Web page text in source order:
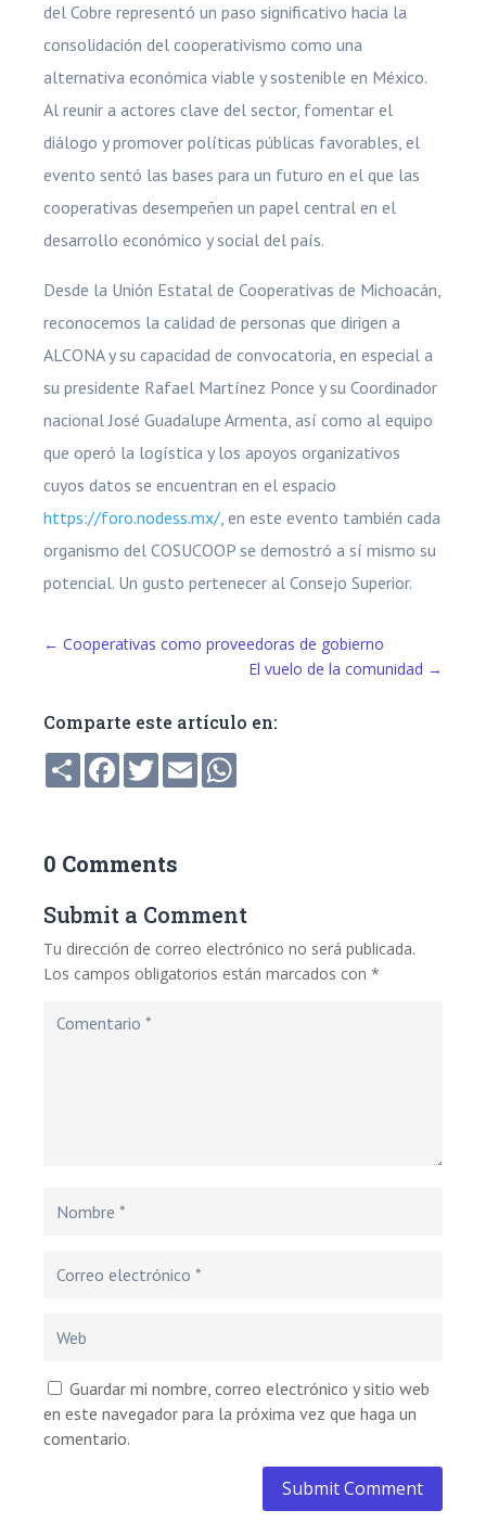
del Cobre representó un paso significativo hacia la
consolidación del cooperativismo como una
alternativa económica viable y sostenible en México.
Al reunir a actores clave del sector, fomentar el
diálogo y promover políticas públicas favorables, el
evento sentó las bases para un futuro en el que las
cooperativas desempeñen un papel central en el
desarrollo económico y social del país.
Desde la Unión Estatal de Cooperativas de Michoacán,
reconocemos la calidad de personas que dirigen a
ALCONA y su capacidad de convocatoria, en especial a
su presidente Rafael Martínez Ponce y su Coordinador
nacional José Guadalupe Armenta, así como al equipo
que operó la logística y los apoyos organizativos
cuyos datos se encuentran en el espacio
https://foro.nodess.mx/, en este evento también cada
organismo del COSUCOOP se demostró a sí mismo su
potencial. Un gusto pertenecer al Consejo Superior.
←Cooperativas como proveedoras de gobierno
El vuelo de la comunidad →
Comparte este artículo en:
CompartirFacebook
TwitterEmail
0 Comments
Submit a Comment
Tu dirección de correo electrónico no será publicada.
Los campos obligatorios están marcados con*
Guardar mi nombre, correo electrónico y sitio web
en este navegador para la próxima vez que haga un
comentario.
Submit Comment